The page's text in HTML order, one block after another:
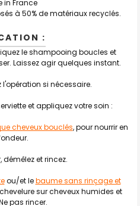
in France
à 50% de matériaux recyclés.
:
le shampooing boucles et
Laissez agir quelques instant.
l'opération si nécessaire.
et appliquez votre soin :
cheveux bouclés, pour nourrir en
démêlez et rincez.
ou/et lebaume sans rinçage et
sur cheveux humides et
pas rincer.